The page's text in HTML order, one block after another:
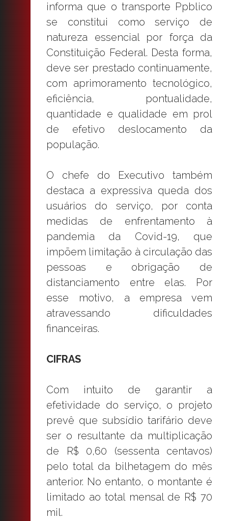
informa que o transporte Ppblico
se constitui como serviço de
natureza essencial por força da
Constituição Federal. Desta forma,
deve ser prestado continuamente,
com aprimoramento tecnológico,
eficiência, pontualidade,
quantidade e qualidade em prol
de efetivo deslocamento da
população.
O chefe do Executivo também
destaca a expressiva queda dos
usuários do serviço, por conta
medidas de enfrentamento à
pandemia da Covid-19, que
impõem limitação à circulação das
pessoas e obrigação de
distanciamento entre elas. Por
esse motivo, a empresa vem
atravessando dificuldades
financeiras.
CIFRAS
Com intuito de garantir a
efetividade do serviço, o projeto
prevê que subsídio tarifário deve
ser o resultante da multiplicação
de R$ 0,60 (sessenta centavos)
pelo total da bilhetagem do mês
anterior. No entanto, o montante é
limitado ao total mensal de R$ 70
mil.